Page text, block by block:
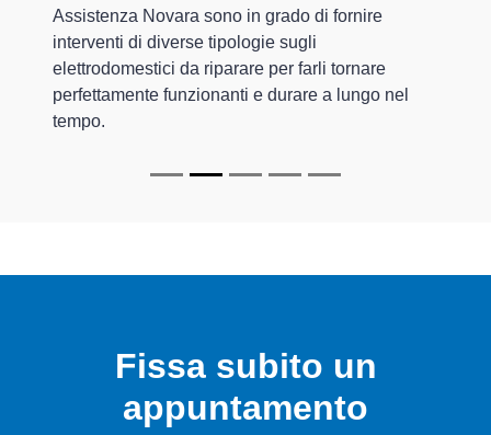
Assistenza Novara sono in grado di fornire
interventi di diverse tipologie sugli
elettrodomestici da riparare per farli tornare
perfettamente funzionanti e durare a lungo nel
tempo.
Fissa subito un
appuntamento